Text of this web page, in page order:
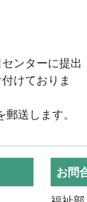
ンターに提出
けておりま
送します。
お問